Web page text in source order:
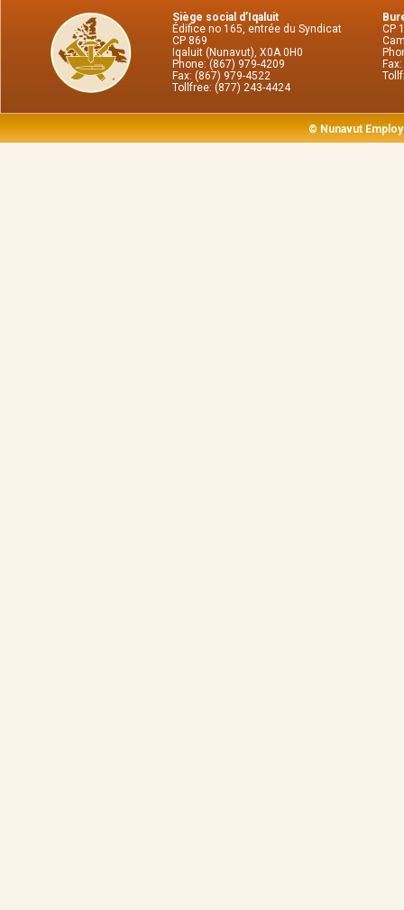
Siège social d’Iqaluit
Édifice no 165, entrée du Syndicat
CP 869
Iqaluit (Nunavut), X0A 0H0
Phone: (867) 979-4209
Fax: (867) 979-4522
Tollfree: (877) 243-4424
CP
© Nunavut